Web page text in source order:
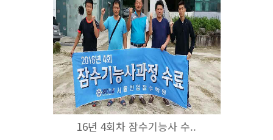
16년 4회차 잠수기능사 수..